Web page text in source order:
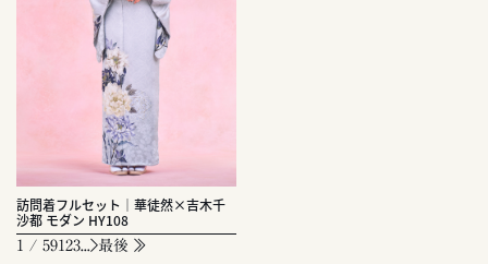
訪問着フルセット｜華徒然×吉木千
沙都 モダン HY108
1 / 59123 最後